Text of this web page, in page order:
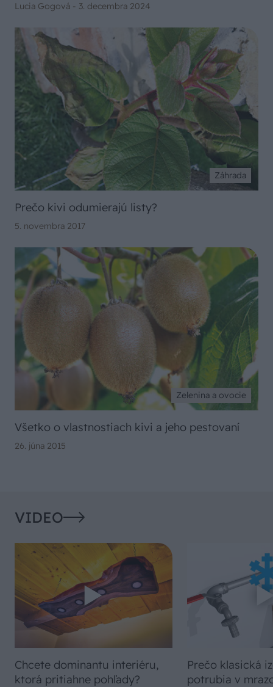
Lucia Gogová - 3. decembra 2024
Záhrada
Prečo kivi odumierajú listy?
5. novembra 2017
Zelenina a ovocie
Všetko o vlastnostiach kivi a jeho pestovaní
26. júna 2015
VIDEO
Chcete dominantu interiéru,
ktorá pritiahne pohľady?
Prečo klasická
potrubia v